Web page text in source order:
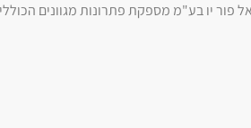
יו בע"מ מספקת פתרונות מגוונים